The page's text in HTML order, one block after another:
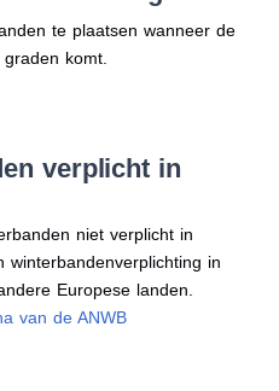
te plaatsen wanneer de
komt.
verplicht in
niet verplicht in
winterbandenverplichting in
Europese landen.
van de ANWB